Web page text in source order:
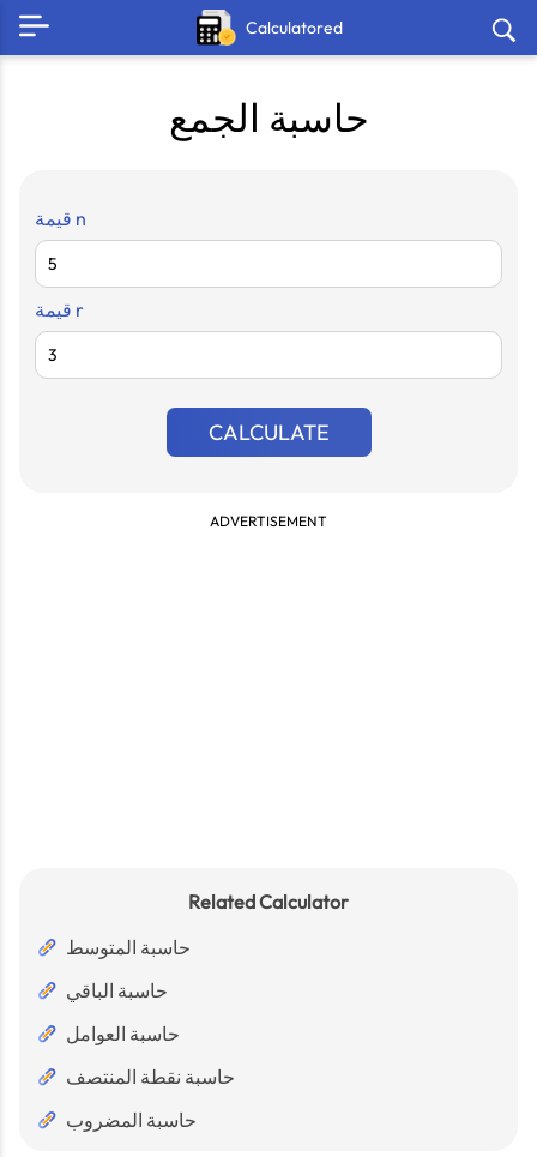
Calculatored
حاسبة الجمع
قيمة n
قيمة r
CALCULATE
ADVERTISEMENT
Related Calculator
حاسبة المتوسط
حاسبة الباقي
حاسبة العوامل
حاسبة نقطة المنتصف
حاسبة المضروب